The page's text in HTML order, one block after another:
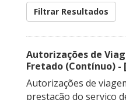
Filtrar Resultados
Autorizações de
Fretado (Contínuo) -
Autorizações de
prestação do serviço